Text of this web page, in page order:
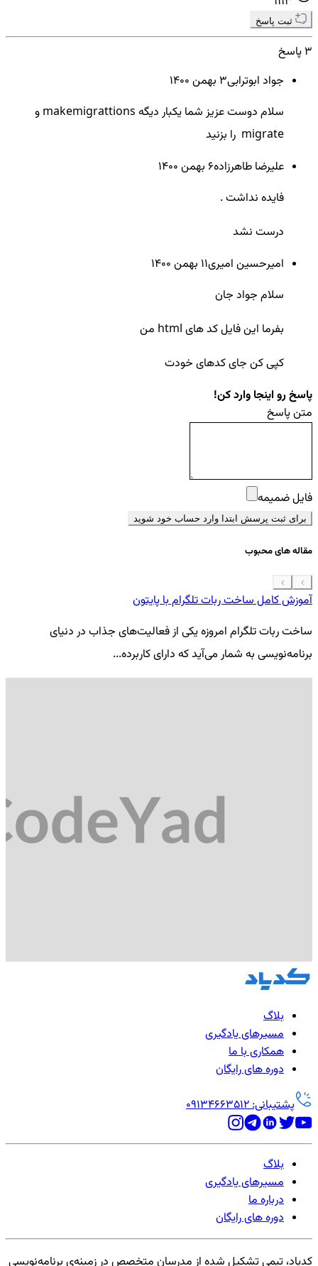
ثبت پاسخ
3 پاسخ
جواد ابوترابی3 بهمن ۱۴۰۰
سلام دوست عزیز شما یکبار دیگه makemigrattions و
migrate را بزنید
علیرضا طاهرزاده6 بهمن ۱۴۰۰
فایده نداشت .
درست نشد
امیرحسین امیری11 بهمن ۱۴۰۰
سلام جواد جان
بفرما این فایل کد های html من
کپی کن جای کدهای خودت
پاسخ رو اینجا وارد کن!
متن پاسخ
فایل ضمیمه
برای ثبت پرسش ابتدا وارد حساب خود شوید
مقاله های محبوب
آموزش کامل ساخت ربات تلگرام با پایتون
ساخت ربات تلگرام امروزه یکی از فعالیت‌های جذاب در دنیای
برنامه‌نویسی به شمار می‌آید که دارای کاربرده...
بلاگ
مسیرهای یادگیری
همکاری با ما
دوره های رایگان
پشتیبانی: 09134663512
بلاگ
مسیرهای یادگیری
درباره ما
دوره های رایگان
کدیاد، تیمی تشکیل شده از مدرسان متخصص در زمینه‌ی برنامه‌نویسی